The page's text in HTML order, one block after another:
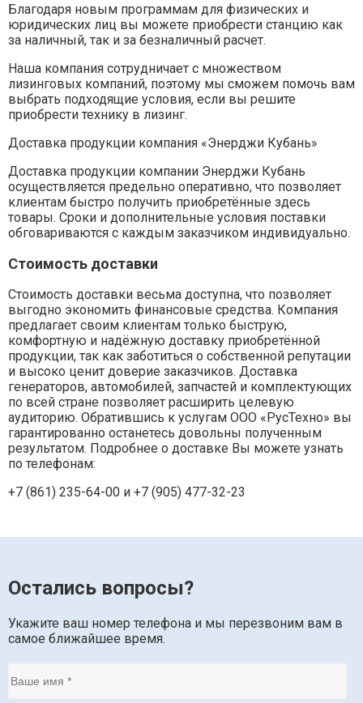
Благодаря новым программам для физических и
юридических лиц вы можете приобрести станцию как
за наличный, так и за безналичный расчет.
Наша компания сотрудничает с множеством
лизинговых компаний, поэтому мы сможем помочь вам
выбрать подходящие условия, если вы решите
приобрести технику в лизинг.
Доставка продукции компания «Энерджи Кубань»
Доставка продукции компании Энерджи Кубань
осуществляется предельно оперативно, что позволяет
клиентам быстро получить приобретённые здесь
товары. Сроки и дополнительные условия поставки
обговариваются с каждым заказчиком индивидуально.
Стоимость доставки
Стоимость доставки весьма доступна, что позволяет
выгодно экономить финансовые средства. Компания
предлагает своим клиентам только быструю,
комфортную и надёжную доставку приобретённой
продукции, так как заботиться о собственной репутации
и высоко ценит доверие заказчиков. Доставка
генераторов, автомобилей, запчастей и комплектующих
по всей стране позволяет расширить целевую
аудиторию. Обратившись к услугам ООО «РусТехно» вы
гарантированно останетесь довольны полученным
результатом. Подробнее о доставке Вы можете узнать
по телефонам:
+7 (861) 235-64-00 и +7 (905) 477-32-23
Остались вопросы?
Укажите ваш номер телефона и мы перезвоним вам в
самое ближайшее время.